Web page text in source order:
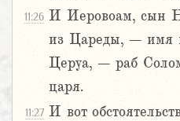
11:26 И Иеровоам, сын
из Цареды, – имя
Церуа, – раб
царя.
11:27 И вот